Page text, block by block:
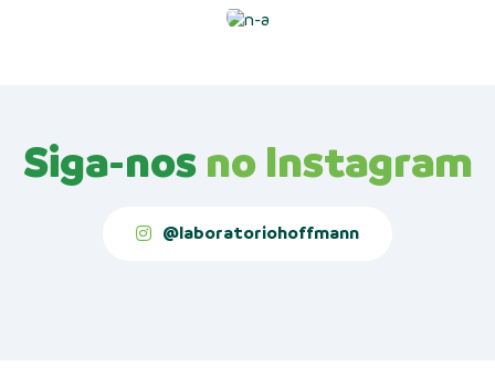
Siga-nos no Instagram
@laboratoriohoffmann